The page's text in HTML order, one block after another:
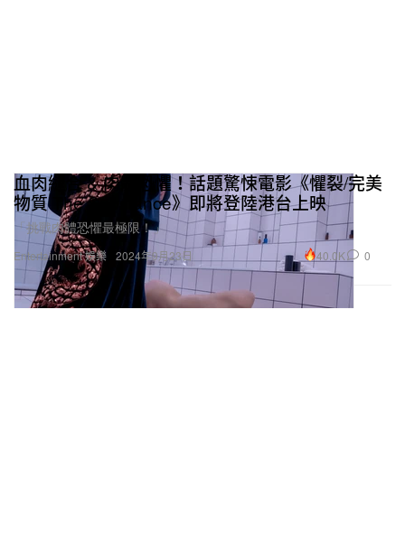
Entertainment 娛樂
血肉縫合 & 肉體恐懼！話題驚悚電影《懼裂/完美
物質 The Substance》即將登陸港台上映
「挑戰肉體恐懼最極限！」
2024年9月23日 40.0K 0